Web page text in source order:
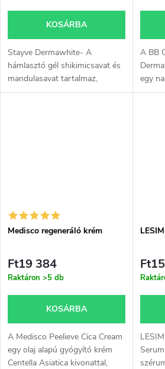
KOSÁRBA
Stayve Dermawhite- A
hámlasztó gél shikimicsavat és
mandulasavat tartalmaz,
amelyek fellazítják a sejtek
A BB
egy
Medisco regeneráló krém
Ft19 384
Raktáron >5 db
KOSÁRBA
A Medisco Peelieve Cica Cream
egy olaj alapú gyógyító krém
Centella Asiatica kivonattal,